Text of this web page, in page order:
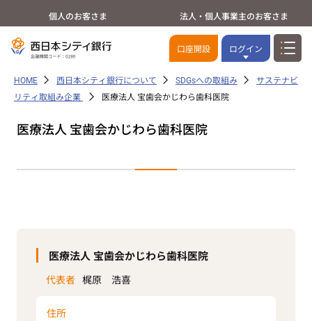
個人のお客さま 法人・個人事業主のお客さま
口座開設 ログイン
HOME 西日本シティ銀行について SDGsへの取組み
サステナビ
リティ取組み企業
医療法人 宝歯会かじわら歯科医院
医療法人 宝歯会かじわら歯科医院
医療法人 宝歯会かじわら歯科医院
代表者 梶原 浩喜
住所